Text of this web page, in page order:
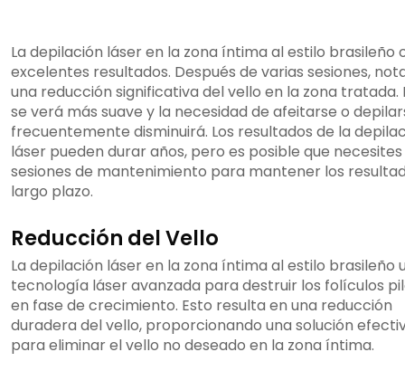
La depilación láser en la zona íntima al estilo brasileño
excelentes resultados. Después de varias sesiones,
una reducción significativa del vello en la zona tratada.
se verá más suave y la necesidad de afeitarse o
frecuentemente disminuirá. Los resultados de la
láser pueden durar años, pero es posible que necesites
sesiones de mantenimiento para mantener los
largo plazo.
Reducción del Vello
La depilación láser en la zona íntima al estilo brasileño
tecnología láser avanzada para destruir los folículos
en fase de crecimiento. Esto resulta en una reducción
duradera del vello, proporcionando una solución
para eliminar el vello no deseado en la zona íntima.